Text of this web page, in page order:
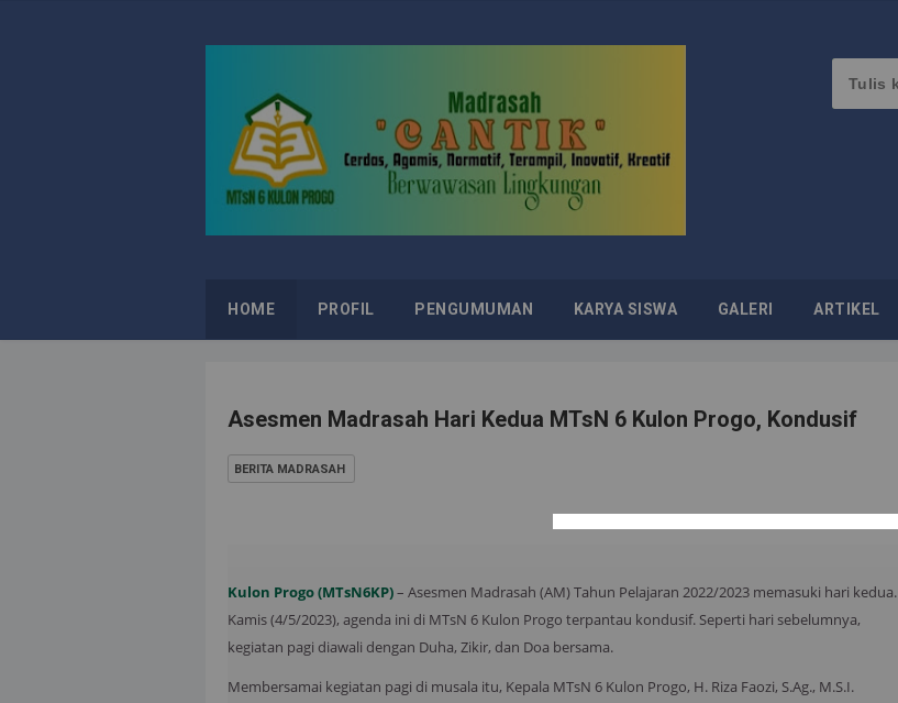
HOME PROFIL PENGUMUMAN KARYA SISWA GALERI ARTIKEL
Asesmen Madrasah Hari Kedua MTsN 6 Kulon Progo, Kondusif
BERITA MADRASAH
Kulon Progo (MTsN6KP)– Asesmen Madrasah (AM) Tahun Pelajaran 2022/2023 memasuki hari kedua.
Kamis (4/5/2023), agenda ini di MTsN 6 Kulon Progo terpantau kondusif. Seperti hari sebelumnya,
kegiatan pagi diawali dengan Duha, Zikir, dan Doa bersama.
Membersamai kegiatan pagi di musala itu, Kepala MTsN 6 Kulon Progo, H. Riza Faozi, S.Ag., M.S.I.